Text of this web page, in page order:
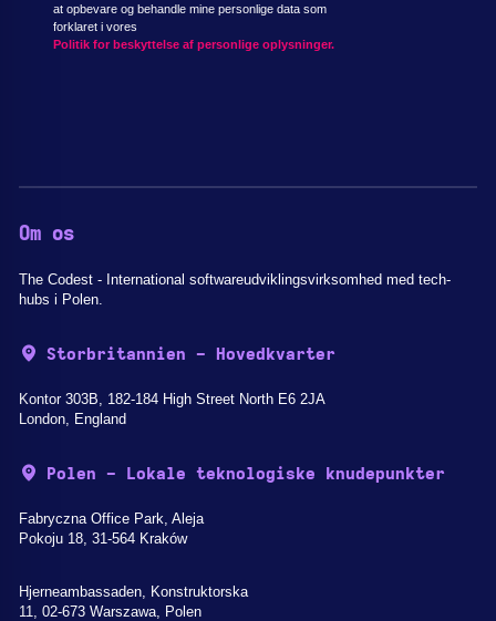
at opbevare og behandle mine personlige data som
forklaret i vores
Politik for beskyttelse af personlige oplysninger.
Om os
The Codest - International softwareudviklingsvirksomhed med tech-
hubs i Polen.
Storbritannien - Hovedkvarter
Kontor 303B, 182-184 High Street North E6 2JA
London, England
Polen - Lokale teknologiske knudepunkter
Fabryczna Office Park, Aleja
Pokoju 18, 31-564 Kraków
Hjerneambassaden, Konstruktorska
11, 02-673 Warszawa, Polen